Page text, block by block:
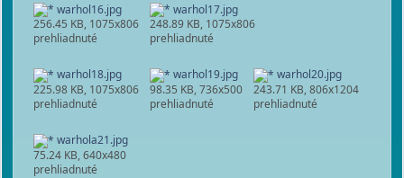
warhol16.jpg
256.45 KB, 1075x806
prehliadnuté
warhol17.jpg
248.89 KB, 1075x806
prehliadnuté
warhol18.jpg
225.98 KB, 1075x806
prehliadnuté
warhol19.jpg
98.35 KB, 736x500
prehliadnuté
warhol20.jpg
243.71 KB, 806x1204
prehliadnuté
warhola21.jpg
75.24 KB, 640x480
prehliadnuté